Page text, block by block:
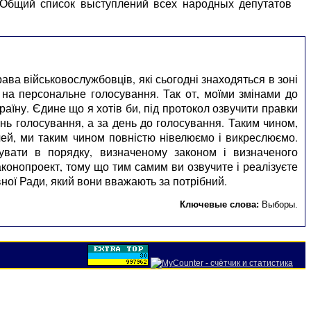
військовослужбовців, які сьогодні знаходяться в зоні
персональне голосування. Так от, моїми змінами до
Єдине що я хотів би, під протокол озвучити правки
голосування, а за день до голосування. Таким чином,
ми таким чином повністю нівелюємо і викреслюємо.
в порядку, визначеному законом і визначеного
тому що тим самим ви озвучите і реалізуєте
Ради, який вони вважають за потрібний.
Ключевые слова: Выборы.